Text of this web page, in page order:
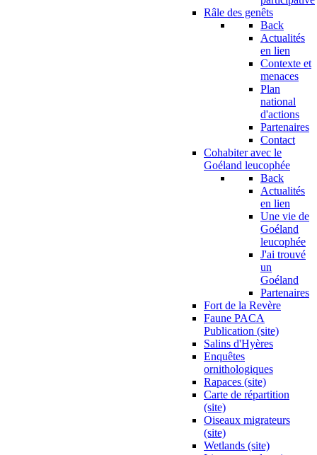
Râle des genêts
Back
Actualités
en lien
Contexte et
menaces
Plan
national
d'actions
Partenaires
Contact
Cohabiter avec le
Goéland leucophée
Back
Actualités
en lien
Une vie de
Goéland
leucophée
J'ai trouvé
un
Goéland
Partenaires
Fort de la Revère
Faune PACA
Publication (site)
Salins d'Hyères
Enquêtes
ornithologiques
Rapaces (site)
Carte de répartition
(site)
Oiseaux migrateurs
(site)
Wetlands (site)